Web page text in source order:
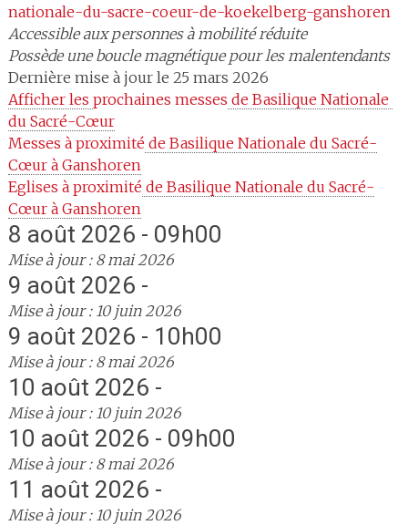
nationale-du-sacre-coeur-de-koekelberg-ganshoren
Accessible aux personnes à mobilité réduite
Possède une boucle magnétique pour les malentendants
Dernière mise à jour le 25 mars 2026
Afficher les prochaines messes de Basilique Nationale
du Sacré-Cœur
Messes à proximité de Basilique Nationale du Sacré-
Cœur à Ganshoren
Eglises à proximité de Basilique Nationale du Sacré-
Cœur à Ganshoren
8 août 2026 - 09h00
Mise à jour : 8 mai 2026
9 août 2026 -
Mise à jour : 10 juin 2026
9 août 2026 - 10h00
Mise à jour : 8 mai 2026
10 août 2026 -
Mise à jour : 10 juin 2026
10 août 2026 - 09h00
Mise à jour : 8 mai 2026
11 août 2026 -
Mise à jour : 10 juin 2026